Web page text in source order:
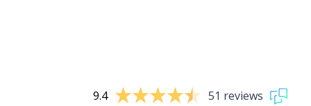
9.4 51 reviews